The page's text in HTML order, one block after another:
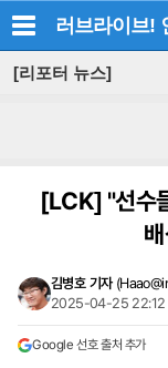
러브라이브!
[리포터 뉴스]
[LCK]"선수
김병호 기자 (
2025-04-25 22:12
Google 선호 출처 추가